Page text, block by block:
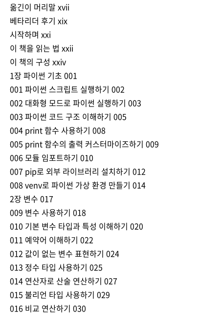
옮긴이 머리말 xvii
베타리더 후기 xix
시작하며 xxi
이 책을 읽는 법 xxii
이 책의 구성 xxiv
1장 파이썬 기초 001
001 파이썬 스크립트 실행하기 002
002 대화형 모드로 파이썬 실행하기 003
003 파이썬 코드 구조 이해하기 005
004 print 함수 사용하기 008
005 print 함수의 출력 커스터마이즈하기 009
006 모듈 임포트하기 010
007 pip로 외부 라이브러리 설치하기 012
008 venv로 파이썬 가상 환경 만들기 014
2장 변수 017
009 변수 사용하기 018
010 기본 변수 타입과 특성 이해하기 020
011 예약어 이해하기 022
012 값이 없는 변수 표현하기 024
013 정수 타입 사용하기 025
014 연산자로 산술 연산하기 027
015 불리언 타입 사용하기 029
016 비교 연산하기 030